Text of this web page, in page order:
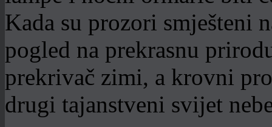
Kada su prozori smješteni
pogled na prekrasnu
prekrivač zimi, a krovni
drugi tajanstveni svijet